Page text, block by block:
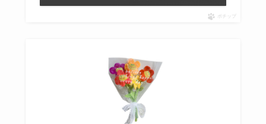
ポチップ